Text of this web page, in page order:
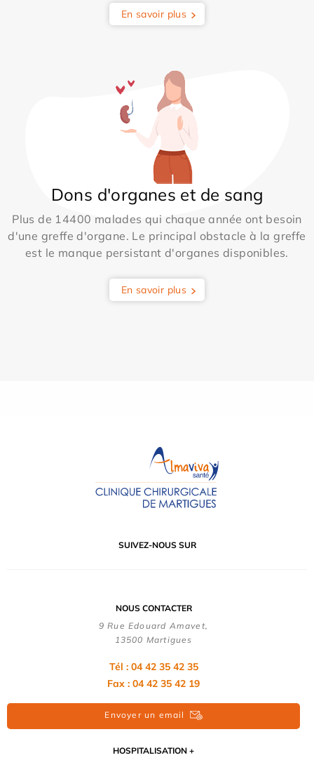
En savoir plus
Dons d'organes et de sang
Plus de 14400 malades qui chaque année ont besoin
d'une greffe d'organe. Le principal obstacle à la greffe
est le manque persistant d'organes disponibles.
En savoir plus
SUIVEZ-NOUS SUR
NOUS CONTACTER
9 Rue Edouard Amavet,
13500 Martigues
Tél : 04 42 35 42 35
Fax : 04 42 35 42 19
Envoyer un email
HOSPITALISATION